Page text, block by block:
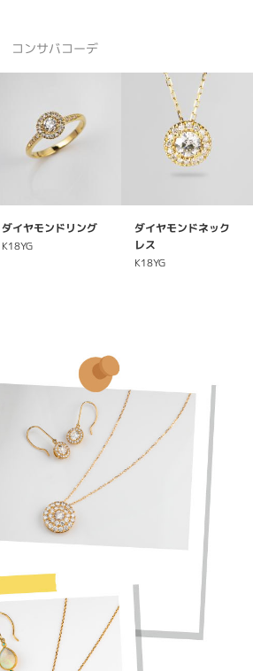
コンサバコーデ
ダイヤモンドリング
K18YG
ダイヤモンドネック
レス
K18YG